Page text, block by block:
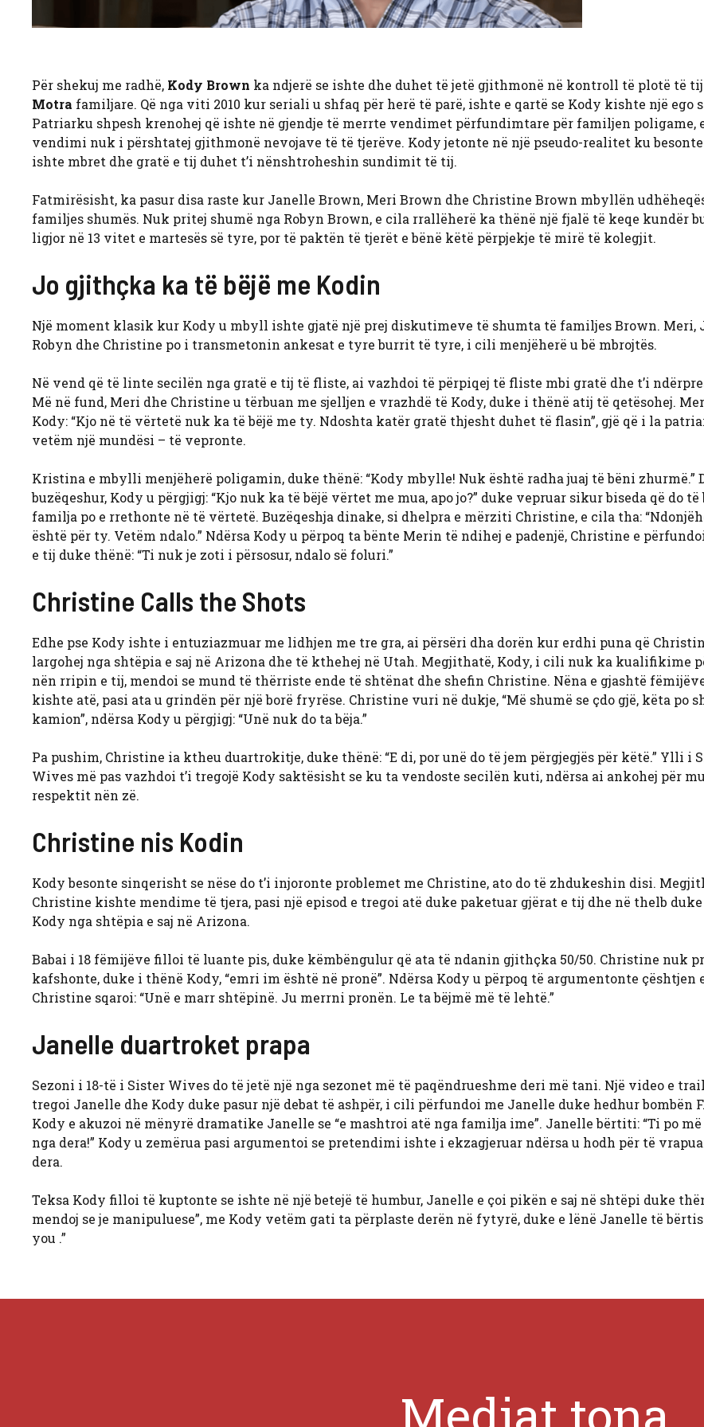
Për shekuj me radhë, Kody Brown ka ndjerë se ishte dhe duhet të jetë gjithmonë në kontroll të plotë të tij
Motra familjare. Që nga viti 2010 kur seriali u shfaq për herë të parë, ishte e qartë se Kody kishte një ego
Patriarku shpesh krenohej që ishte në gjendje të merrte vendimet përfundimtare për familjen poligame,
vendimi nuk i përshtatej gjithmonë nevojave të të tjerëve. Kody jetonte në një pseudo-realitet ku
ishte mbret dhe gratë e tij duhet t’i nënshtroheshin sundimit të tij.
Fatmirësisht, ka pasur disa raste kur Janelle Brown, Meri Brown dhe Christine Brown mbyllën
familjes shumës. Nuk pritej shumë nga Robyn Brown, e cila rrallëherë ka thënë një fjalë të keqe kundër
ligjor në 13 vitet e martesës së tyre, por të paktën të tjerët e bënë këtë përpjekje të mirë të kolegjit.
Jo gjithçka ka të bëjë me Kodin
Një moment klasik kur Kody u mbyll ishte gjatë një prej diskutimeve të shumta të familjes Brown. Meri,
Robyn dhe Christine po i transmetonin ankesat e tyre burrit të tyre, i cili menjëherë u bë mbrojtës.
Në vend që të linte secilën nga gratë e tij të fliste, ai vazhdoi të përpiqej të fliste mbi gratë dhe t’i
Më në fund, Meri dhe Christine u tërbuan me sjelljen e vrazhdë të Kody, duke i thënë atij të qetësohej.
Kody: “Kjo në të vërtetë nuk ka të bëjë me ty. Ndoshta katër gratë thjesht duhet të flasin”, gjë që i la
vetëm një mundësi – të vepronte.
Kristina e mbylli menjëherë poligamin, duke thënë: “Kody mbylle! Nuk është radha juaj të bëni zhurmë.”
buzëqeshur, Kody u përgjigj: “Kjo nuk ka të bëjë vërtet me mua, apo jo?” duke vepruar sikur biseda që do të
familja po e rrethonte në të vërtetë. Buzëqeshja dinake, si dhelpra e mërziti Christine, e cila tha:
është për ty. Vetëm ndalo.” Ndërsa Kody u përpoq ta bënte Merin të ndihej e padenjë, Christine e
e tij duke thënë: “Ti nuk je zoti i përsosur, ndalo së foluri.”
Christine Calls the Shots
Edhe pse Kody ishte i entuziazmuar me lidhjen me tre gra, ai përsëri dha dorën kur erdhi puna që
largohej nga shtëpia e saj në Arizona dhe të kthehej në Utah. Megjithatë, Kody, i cili nuk ka kualifikime
nën rripin e tij, mendoi se mund të thërriste ende të shtënat dhe shefin Christine. Nëna e gjashtë
kishte atë, pasi ata u grindën për një borë fryrëse. Christine vuri në dukje, “Më shumë se çdo gjë, këta po
kamion”, ndërsa Kody u përgjigj: “Unë nuk do ta bëja.”
Pa pushim, Christine ia ktheu duartrokitje, duke thënë: “E di, por unë do të jem përgjegjës për këtë.” Ylli i
Wives më pas vazhdoi t’i tregojë Kody saktësisht se ku ta vendoste secilën kuti, ndërsa ai ankohej për
respektit nën zë.
Christine nis Kodin
Kody besonte sinqerisht se nëse do t’i injoronte problemet me Christine, ato do të zhdukeshin disi.
Christine kishte mendime të tjera, pasi një episod e tregoi atë duke paketuar gjërat e tij dhe në thelb duke
Kody nga shtëpia e saj në Arizona.
Babai i 18 fëmijëve filloi të luante pis, duke këmbëngulur që ata të ndanin gjithçka 50/50. Christine nuk
kafshonte, duke i thënë Kody, “emri im është në pronë”. Ndërsa Kody u përpoq të argumentonte çështjen
Christine sqaroi: “Unë e marr shtëpinë. Ju merrni pronën. Le ta bëjmë më të lehtë.”
Janelle duartroket prapa
Sezoni i 18-të i Sister Wives do të jetë një nga sezonet më të paqëndrueshme deri më tani. Një video e
tregoi Janelle dhe Kody duke pasur një debat të ashpër, i cili përfundoi me Janelle duke hedhur bombën
Kody e akuzoi në mënyrë dramatike Janelle se “e mashtroi atë nga familja ime”. Janelle bërtiti: “Ti po
nga dera!” Kody u zemërua pasi argumentoi se pretendimi ishte i ekzagjeruar ndërsa u hodh për të
dera.
Teksa Kody filloi të kuptonte se ishte në një betejë të humbur, Janelle e çoi pikën e saj në shtëpi duke
mendoj se je manipuluese”, me Kody vetëm gati ta përplaste derën në fytyrë, duke e lënë Janelle të
you .”
Mediat tona